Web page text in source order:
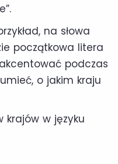
na słowa
początkowa litera
podczas
o jakim kraju
krajów w języku